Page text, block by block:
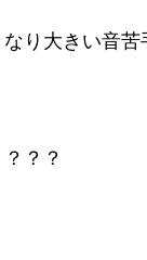
り大きい音
？？